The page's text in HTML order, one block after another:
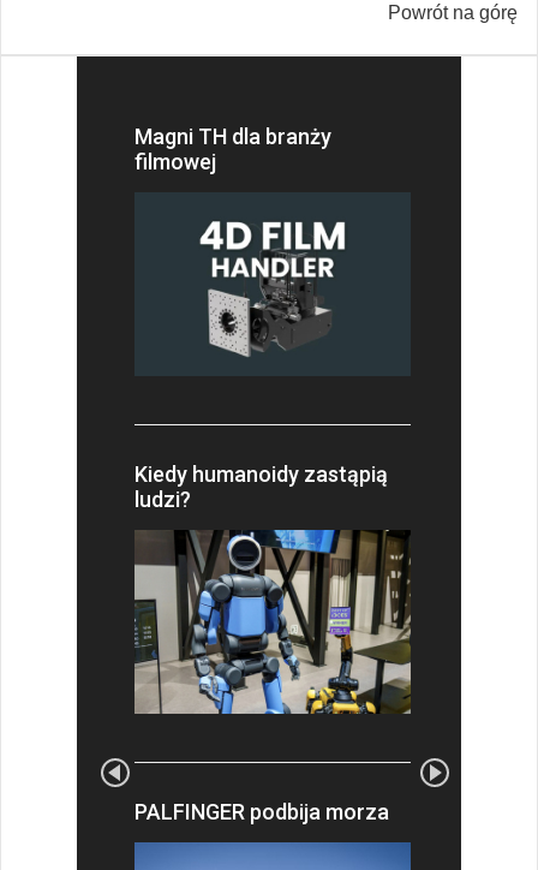
Powrót na górę
Magni TH dla branży
filmowej
Kiedy humanoidy zastąpią
ludzi?
PALFINGER podbija morza